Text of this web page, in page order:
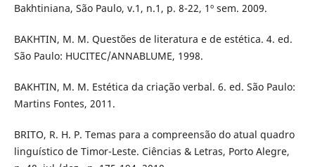
Bakhtiniana, São Paulo, v.1, n.1, p. 8-22, 1º sem. 2009.
BAKHTIN, M. M. Questões de literatura e de estética. 4. ed.
São Paulo: HUCITEC/ANNABLUME, 1998.
BAKHTIN, M. M. Estética da criação verbal. 6. ed. São Paulo:
Martins Fontes, 2011.
BRITO, R. H. P. Temas para a compreensão do atual quadro
linguístico de Timor-Leste. Ciências & Letras, Porto Alegre,